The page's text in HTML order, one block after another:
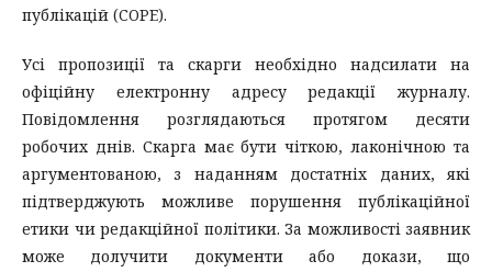
публікацій (COPE).
Усі пропозиції та скарги необхідно надсилати на
офіційну електронну адресу редакції журналу.
Повідомлення розглядаються протягом десяти
робочих днів. Скарга має бути чіткою, лаконічною та
аргументованою, з наданням достатніх даних, які
підтверджують можливе порушення публікаційної
етики чи редакційної політики. За можливості заявник
може долучити документи або докази, що